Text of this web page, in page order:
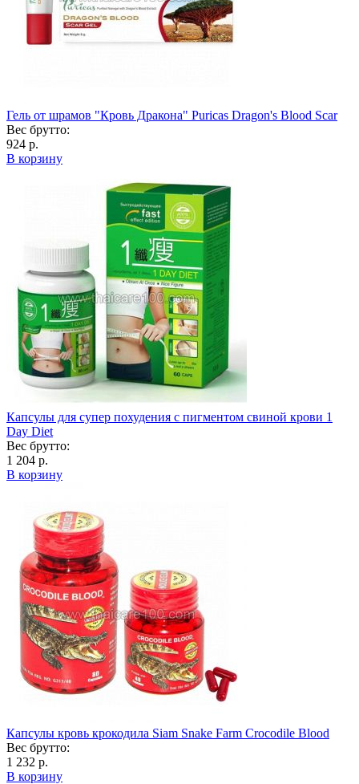
Гель от шрамов "Кровь Дракона" Puricas Dragon's Blood Scar
Вес брутто:
924 р.
В корзину
Капсулы для супер похудения с пигментом свиной крови 1
Day Diet
Вес брутто:
1 204 р.
В корзину
Капсулы кровь крокодила Siam Snake Farm Crocodile Blood
Вес брутто:
1 232 р.
В корзину